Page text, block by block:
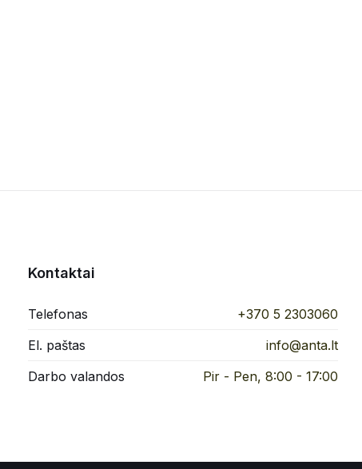
Kontaktai
Telefonas
+370 5 2303060
El. paštas
info@anta.lt
Darbo valandos
Pir - Pen, 8:00 - 17:00